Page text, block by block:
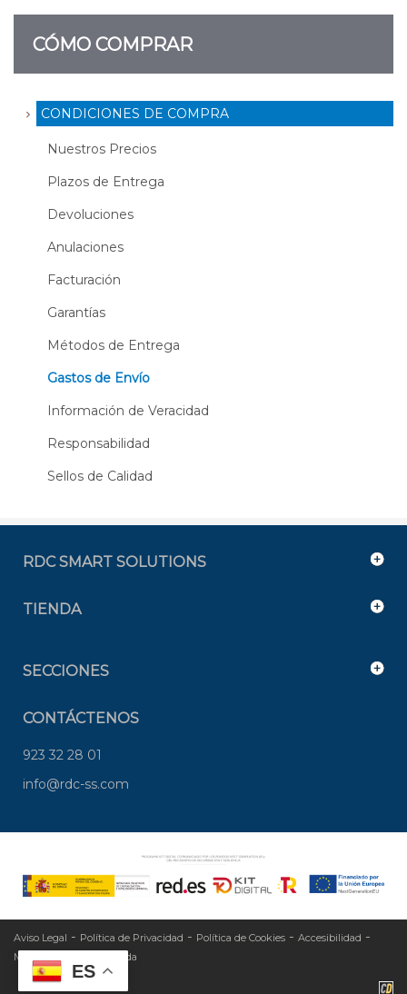
ES
CÓMO COMPRAR
CONDICIONES DE COMPRA
Nuestros Precios
Plazos de Entrega
Devoluciones
Anulaciones
Facturación
Garantías
Métodos de Entrega
Gastos de Envío
Información de Veracidad
Responsabilidad
Sellos de Calidad
RDC SMART SOLUTIONS
TIENDA
SECCIONES
CONTÁCTENOS
923 32 28 01
info@rdc-ss.com
Aviso Legal - Política de Privacidad - Política de Cookies - Accesibilidad -
Mapa Web - Área privada